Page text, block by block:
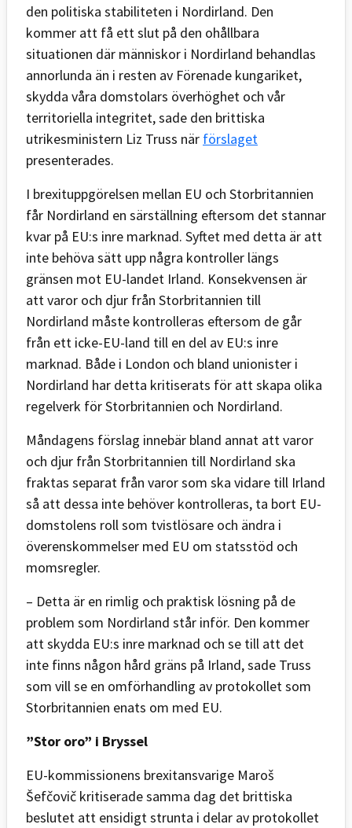
den politiska stabiliteten i Nordirland. Den
kommer att få ett slut på den ohållbara
situationen där människor i Nordirland behandlas
annorlunda än i resten av Förenade kungariket,
skydda våra domstolars överhöghet och vår
territoriella integritet, sade den brittiska
utrikesministern Liz Truss när förslaget
presenterades.
I brexituppgörelsen mellan EU och Storbritannien
får Nordirland en särställning eftersom det stannar
kvar på EU:s inre marknad. Syftet med detta är att
inte behöva sätt upp några kontroller längs
gränsen mot EU-landet Irland. Konsekvensen är
att varor och djur från Storbritannien till
Nordirland måste kontrolleras eftersom de går
från ett icke-EU-land till en del av EU:s inre
marknad. Både i London och bland unionister i
Nordirland har detta kritiserats för att skapa olika
regelverk för Storbritannien och Nordirland.
Måndagens förslag innebär bland annat att varor
och djur från Storbritannien till Nordirland ska
fraktas separat från varor som ska vidare till Irland
så att dessa inte behöver kontrolleras, ta bort EU-
domstolens roll som tvistlösare och ändra i
överenskommelser med EU om statsstöd och
momsregler.
– Detta är en rimlig och praktisk lösning på de
problem som Nordirland står inför. Den kommer
att skydda EU:s inre marknad och se till att det
inte finns någon hård gräns på Irland, sade Truss
som vill se en omförhandling av protokollet som
Storbritannien enats om med EU.
”Stor oro” i Bryssel
EU-kommissionens brexitansvarige Maroš
Šefčovič kritiserade samma dag det brittiska
beslutet att ensidigt strunta i delar av protokollet